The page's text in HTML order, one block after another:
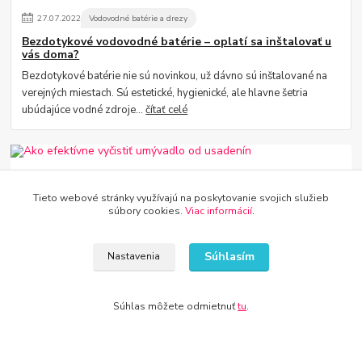
27.07.2022 Vodovodné batérie a drezy
Bezdotykové vodovodné batérie – oplatí sa inštalovať u
vás doma?
Bezdotykové batérie nie sú novinkou, už dávno sú inštalované na
verejných miestach. Sú estetické, hygienické, ale hlavne šetria
ubúdajúce vodné zdroje...čítať celé
Ako efektívne vyčistiť umývadlo od usadenín
Tieto webové stránky využívajú na poskytovanie svojich služieb
súbory cookies. Viac informácií.
Nastavenia Súhlasím
Súhlas môžete odmietnuťtu.